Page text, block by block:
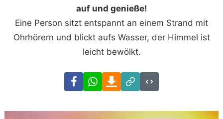
auf und genieße!
Eine Person sitzt entspannt an einem Strand mit
Ohrhörern und blickt aufs Wasser, der Himmel ist
leicht bewölkt.
FacebookWhatsAppDownload
Link
Code